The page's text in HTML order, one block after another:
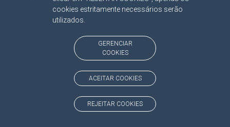
cookies estritamente necessários serão
utilizados.
GERENCIAR
COOKIES
ACEITAR COOKIES
REJEITAR COOKIES
UTILIZAÇÃO DA ATA DE REGISTRO DE PREÇO
1673937
FUNDO ESPECIAL DE SAÚDE DE MS
EASYCRE SERVICOS DE CREDITO E